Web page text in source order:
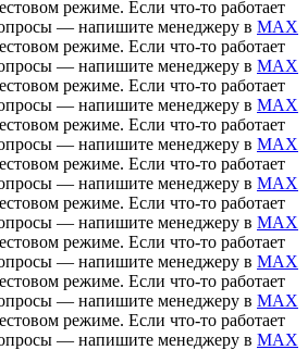
режиме. Если что-то работает
— напишите менеджеру в MAX
режиме. Если что-то работает
— напишите менеджеру в MAX
режиме. Если что-то работает
— напишите менеджеру в MAX
режиме. Если что-то работает
— напишите менеджеру в MAX
режиме. Если что-то работает
— напишите менеджеру в MAX
режиме. Если что-то работает
— напишите менеджеру в MAX
режиме. Если что-то работает
— напишите менеджеру в MAX
режиме. Если что-то работает
— напишите менеджеру в MAX
режиме. Если что-то работает
— напишите менеджеру в MAX